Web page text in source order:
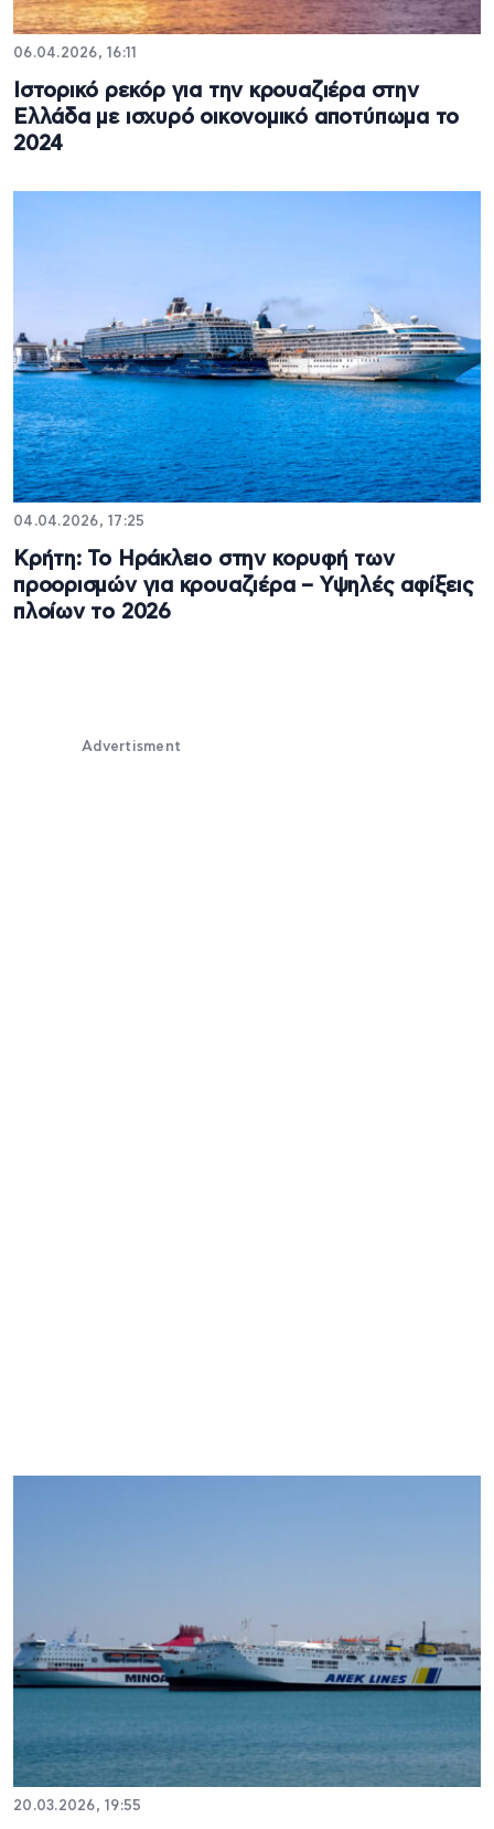
06.04.2026, 16:11
Ιστορικό ρεκόρ για την κρουαζιέρα στην
Ελλάδα με ισχυρό οικονομικό αποτύπωμα το
2024
04.04.2026, 17:25
Κρήτη: Το Ηράκλειο στην κορυφή των
προορισμών για κρουαζιέρα – Υψηλές αφίξεις
πλοίων το 2026
Advertisment
20.03.2026, 19:55